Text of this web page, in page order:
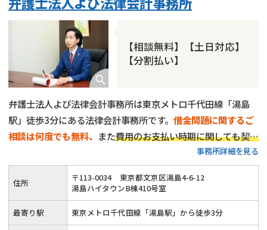
【相談無料】【土日対応】
【分割払い】
弁護士法人よぴ法律会計事務所は東京メトロ千代田線「湯島
駅」徒歩3分にある法律会計事務所です。 借金問題に関するご
相談は何度でも無料、 また費用のお支払い時期に関しても契約
翌月からなどお客様のご状況に合わせ柔軟に対応しています。
相談受付は土日祝日含め毎日22時まで承っています。日中に
ご相談いただくことが難しい場合はぜひ夜間相談をご利用くだ
さい。皆様からのご相談をお待ちしております。
事務所詳細を見る
住所 〒113-0034
東京都文京区湯島4-6-12
湯島ハイタウンB棟410号室
最寄り駅 東京メトロ千代田線「湯島駅」から徒歩3分